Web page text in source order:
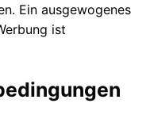
Ein ausgewogenes
ist